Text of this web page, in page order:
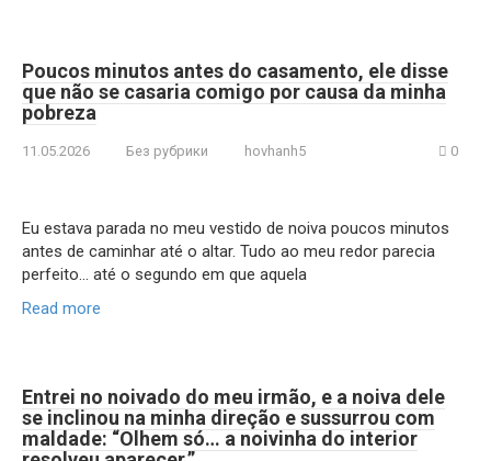
Poucos minutos antes do casamento, ele disse
que não se casaria comigo por causa da minha
pobreza
11.05.2026 Без рубрики hovhanh5 0
Eu estava parada no meu vestido de noiva poucos minutos
antes de caminhar até o altar. Tudo ao meu redor parecia
perfeito… até o segundo em que aquela
Read more
Entrei no noivado do meu irmão, e a noiva dele
se inclinou na minha direção e sussurrou com
maldade: “Olhem só… a noivinha do interior